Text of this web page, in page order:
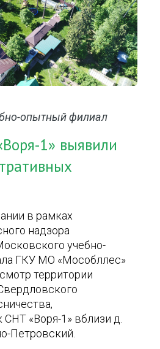
опытный филиал
1» выявили
в рамках
надзора
учебно-
ГКУ МО «Мособллес»
территории
«Воря-1» вблизи д.
Петровский.